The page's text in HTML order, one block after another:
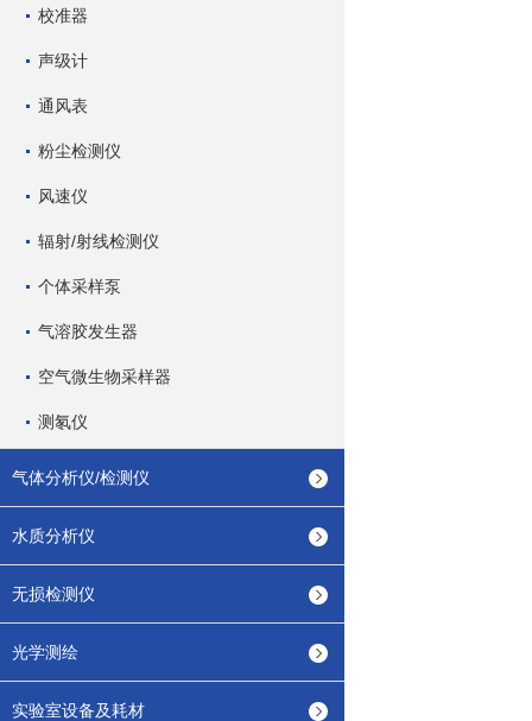
校准器
声级计
通风表
粉尘检测仪
风速仪
辐射/射线检测仪
个体采样泵
气溶胶发生器
空气微生物采样器
测氡仪
气体分析仪/检测仪
水质分析仪
无损检测仪
光学测绘
实验室设备及耗材